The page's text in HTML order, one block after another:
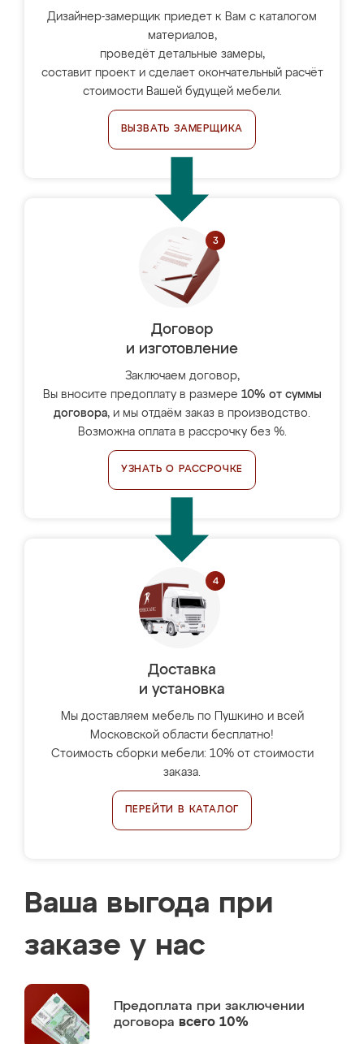
Дизайнер-замерщик приедет к Вам с каталогом
материалов,
проведёт детальные замеры,
составит проект и сделает окончательный расчёт
стоимости Вашей будущей мебели.
ВЫЗВАТЬ ЗАМЕРЩИКА
Договор
и изготовление
Заключаем договор,
Вы вносите предоплату в размере 10% от суммы
договора, и мы отдаём заказ в производство.
Возможна оплата в рассрочку без %.
УЗНАТЬ О РАССРОЧКЕ
Доставка
и установка
Мы доставляем мебель по Пушкино и всей
Московской области бесплатно!
Стоимость сборки мебели: 10% от стоимости
заказа.
ПЕРЕЙТИ В КАТАЛОГ
Ваша выгода при
заказе у нас
Предоплата при заключении
договора всего 10%